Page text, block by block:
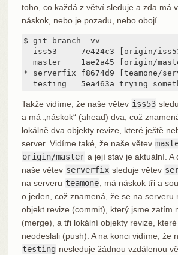
toho, co každá z větví sleduje a zda má
náskok, nebo je pozadu, nebo obojí.
$ git branch -vv
iss53     7e424c3 [origin/
master    1ae2a45 [origin/
* serverfix f8674d9 [teamone/
testing   5ea463a trying
Takže vidíme, že naše větev iss53
a má „náskok“ (ahead) dva, což
lokálně dva objekty revize, které ještě
server. Vidíme také, že naše větev
origin/master a její stav je aktuální. A
naše větev serverfix sleduje větev
na serveru teamone, má náskok tři a
o jeden, což znamená, že se na serveru
objekt revize (commit), který jsme zatím
(merge), a tři lokální objekty revize,
neodeslali (push). A na konci vidíme, že
testing nesleduje žádnou vzdálenou